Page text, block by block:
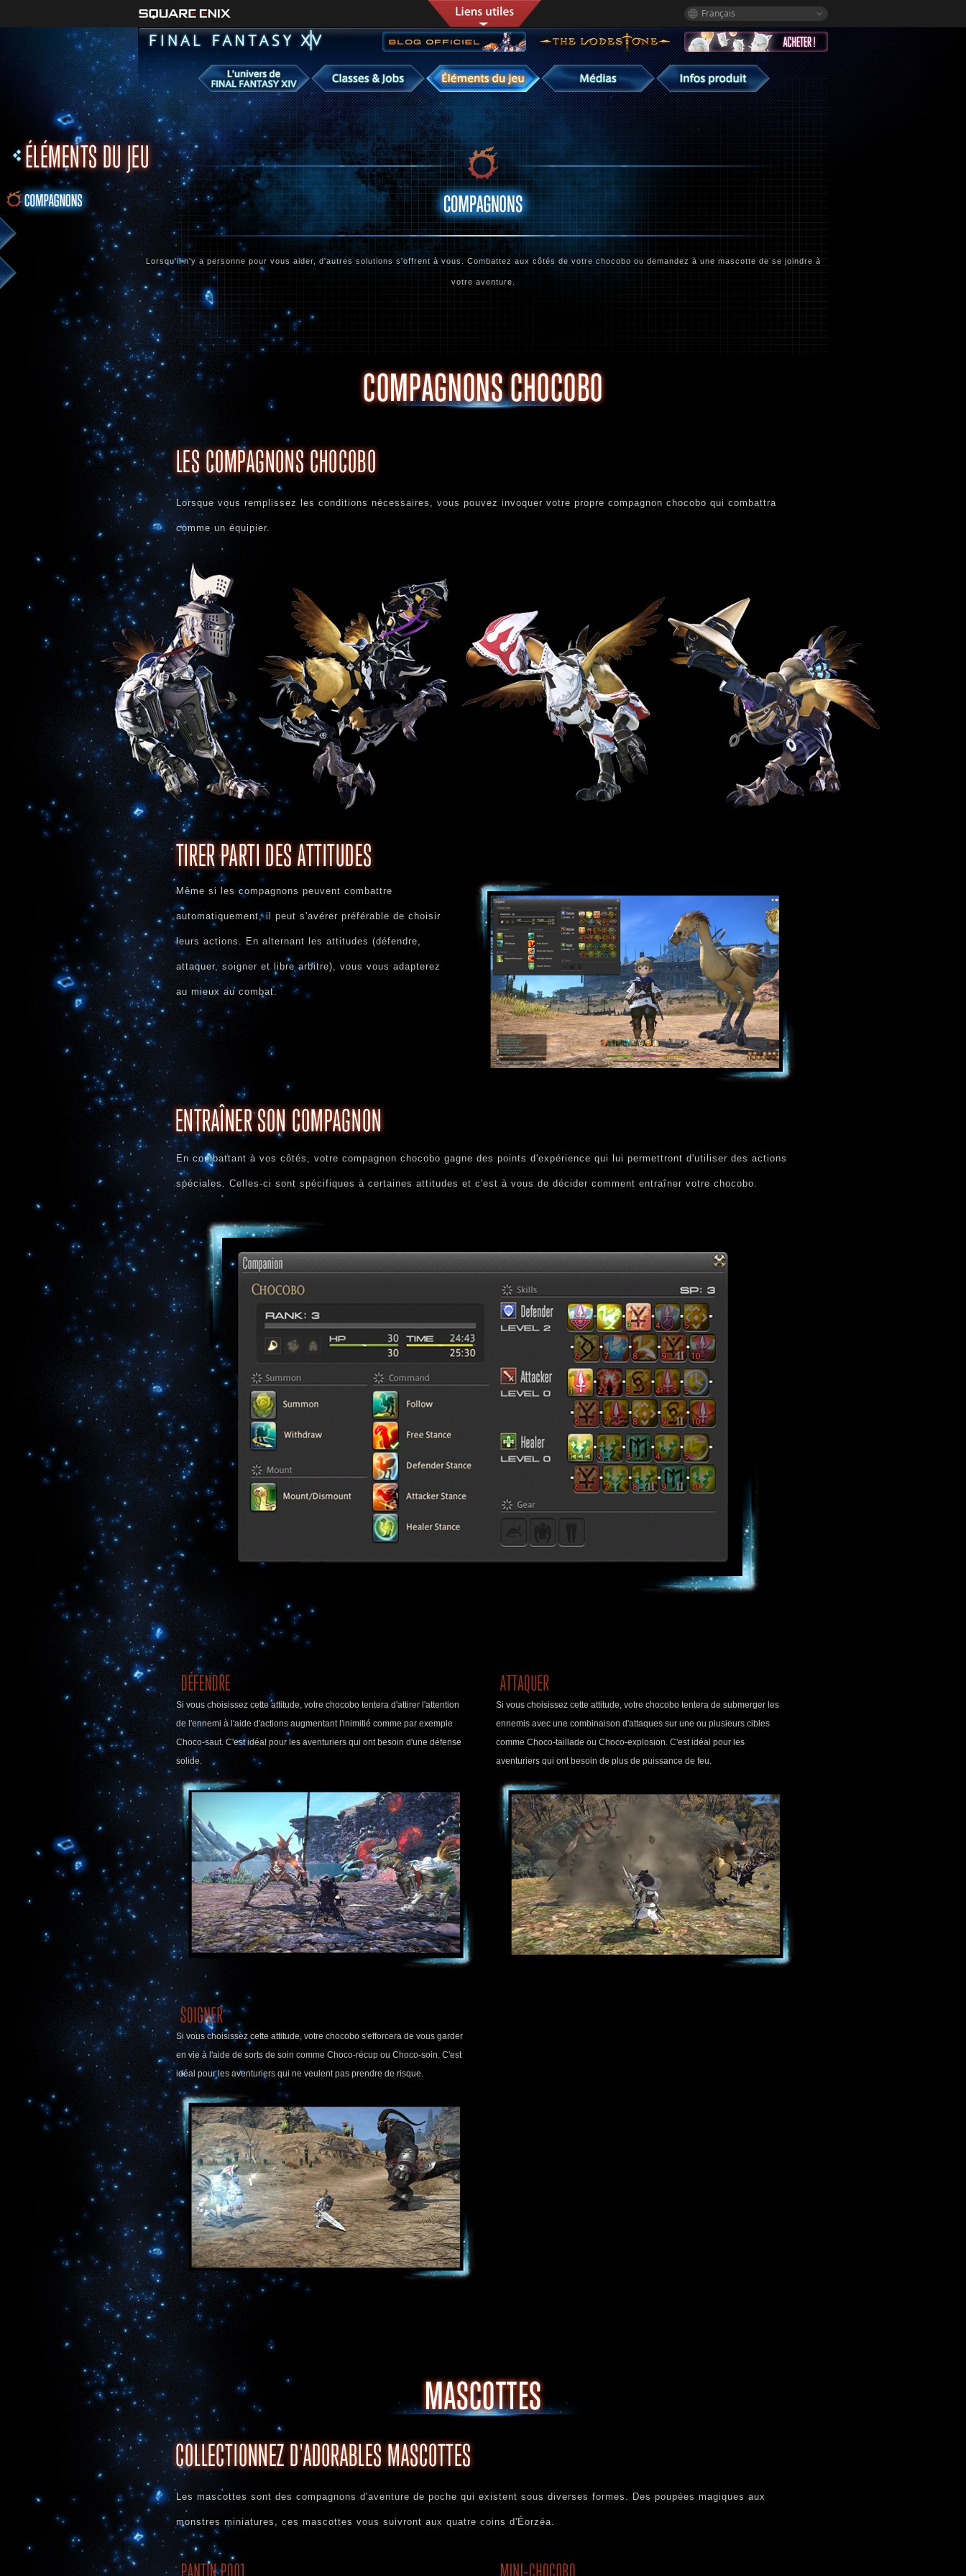
Français
Lorsqu'il n'y a personne pour vous aider, d'autres solutions s'offrent à vous. Combattez aux côtés de votre chocobo ou demandez à une mascotte de se joindre à
votre aventure.
Lorsque vous remplissez les conditions nécessaires, vous pouvez invoquer votre propre compagnon chocobo qui combattra
comme un équipier.
Même si les compagnons peuvent combattre
automatiquement, il peut s'avérer préférable de choisir
leurs actions. En alternant les attitudes (défendre,
attaquer, soigner et libre arbitre), vous vous adapterez
au mieux au combat.
En combattant à vos côtés, votre compagnon chocobo gagne des points d'expérience qui lui permettront d'utiliser des actions
spéciales. Celles-ci sont spécifiques à certaines attitudes et c'est à vous de décider comment entraîner votre chocobo.
Si vous choisissez cette attitude, votre chocobo tentera d'attirer l'attention
de l'ennemi à l'aide d'actions augmentant l'inimitié comme par exemple
Choco-saut. C'est idéal pour les aventuriers qui ont besoin d'une défense
solide.
Si vous choisissez cette attitude, votre chocobo tentera de submerger les
ennemis avec une combinaison d'attaques sur une ou plusieurs cibles
comme Choco-taillade ou Choco-explosion. C'est idéal pour les
aventuriers qui ont besoin de plus de puissance de feu.
Si vous choisissez cette attitude, votre chocobo s'efforcera de vous garder
en vie à l'aide de sorts de soin comme Choco-récup ou Choco-soin. C'est
idéal pour les aventuriers qui ne veulent pas prendre de risque.
Les mascottes sont des compagnons d'aventure de poche qui existent sous diverses formes. Des poupées magiques aux
monstres miniatures, ces mascottes vous suivront aux quatre coins d'Éorzéa.